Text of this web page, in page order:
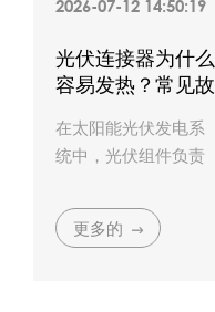
2026-07-12 14:50:19
光伏连接器为什么
容易发热？常见故
在太阳能光伏发电系
统中，光伏组件负责
化为直流电。然而，
整个系统的稳定运行
更多的